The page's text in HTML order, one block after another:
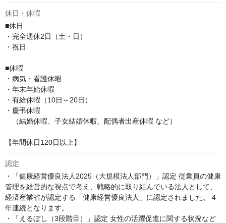
休日・休暇
■休日
・完全週休2日（土・日）
・祝日
■休暇
・病気・看護休暇
・年末年始休暇
・有給休暇（10日～20日）
・慶弔休暇
（結婚休暇、子女結婚休暇、配偶者出産休暇 など）
【年間休日120日以上】
認定
・「健康経営優良法人2025（大規模法人部門）」認定 従業員の健康
管理を経営的な視点で考え、戦略的に取り組んでいる法人として、
経済産業省が認定する「健康経営優良法人」に認定されました。 4
年連続となります。
・「えるぼし（3段階目）」認定 女性の活躍促進に関する状況など